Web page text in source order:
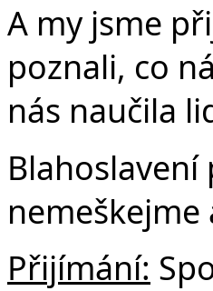
A my jsme
poznali, co
nás naučila
Blahoslavení
Přijímání: